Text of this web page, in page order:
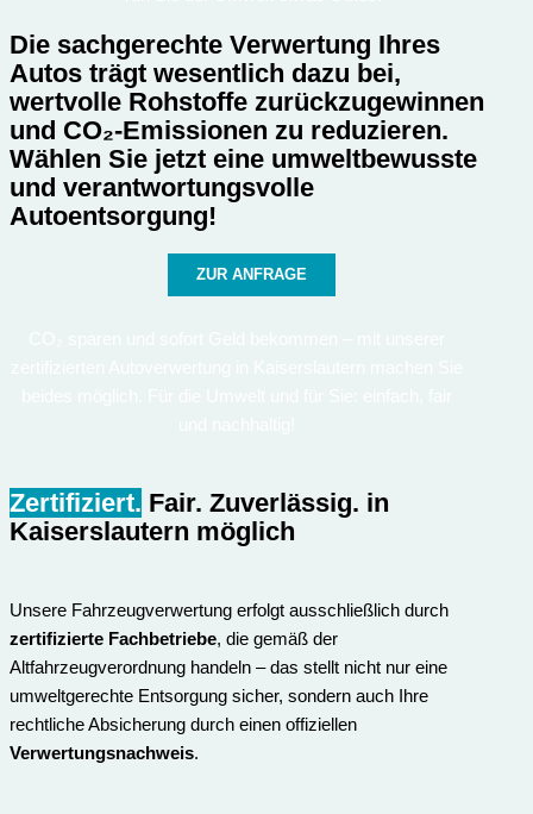
Die sachgerechte Verwertung Ihres
Autos trägt wesentlich dazu bei,
wertvolle Rohstoffe zurückzugewinnen
und CO₂-Emissionen zu reduzieren.
Wählen Sie jetzt eine umweltbewusste
und verantwortungsvolle
Autoentsorgung!
ZUR ANFRAGE
Zertifiziert. Fair. Zuverlässig. in
Kaiserslautern möglich
Unsere Fahrzeugverwertung erfolgt ausschließlich durch
zertifizierte Fachbetriebe, die gemäß der
Altfahrzeugverordnung handeln – das stellt nicht nur eine
umweltgerechte Entsorgung sicher, sondern auch Ihre
rechtliche Absicherung durch einen offiziellen
Verwertungsnachweis.